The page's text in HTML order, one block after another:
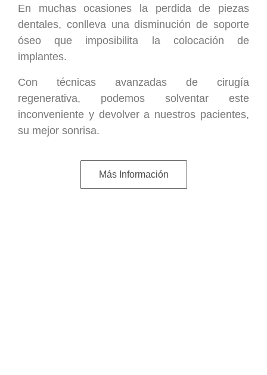
En muchas ocasiones la perdida de piezas
dentales, conlleva una disminución de soporte
óseo que imposibilita la colocación de
implantes.
Con técnicas avanzadas de cirugía
regenerativa, podemos solventar este
inconveniente y devolver a nuestros pacientes,
su mejor sonrisa.
Más Información